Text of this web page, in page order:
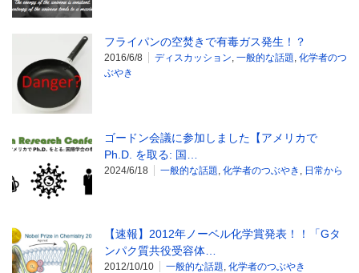
フライパンの空焚きで有毒ガス発生！？
2016/6/8 ディスカッション 一般的な話題 化学者のつ
ぶやき
ゴードン会議に参加しました【アメリカで
Ph.D. を取る: 国…
2024/6/18 一般的な話題 化学者のつぶやき 日常から
【速報】2012年ノーベル化学賞発表！！「Gタ
ンパク質共役受容体…
2012/10/10 一般的な話題 化学者のつぶやき